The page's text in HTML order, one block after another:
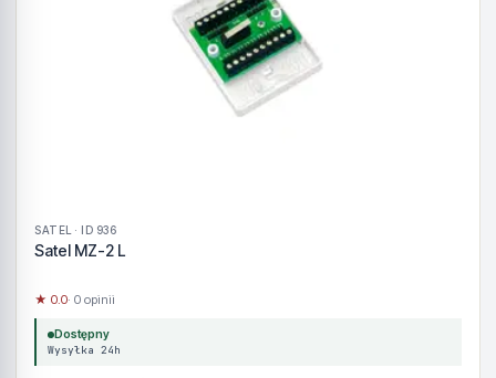
SATEL · ID 936
Satel MZ-2 L
★ 0.0· 0 opinii
Dostępny
Wysyłka 24h